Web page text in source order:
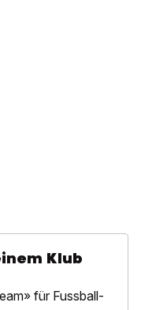
Klub
für Fussball-